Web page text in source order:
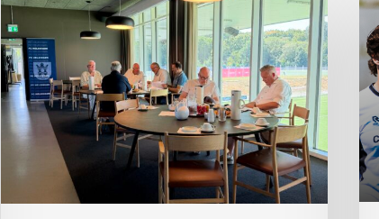
fra
ordinær
generalforsamling
2026